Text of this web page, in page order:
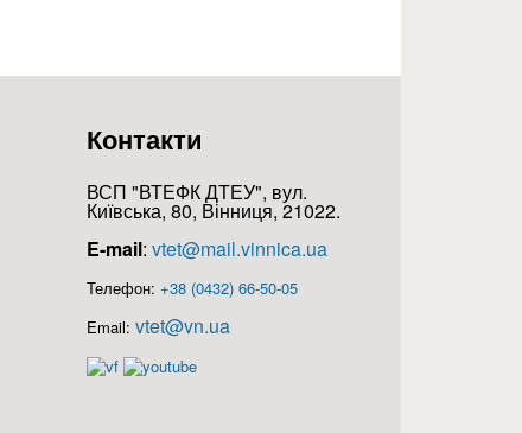
Контакти
ВСП "ВТЕФК ДТЕУ", вул.
Київська, 80, Вінниця, 21022.
E-mail: vtet@mail.vinnica.ua
Телефон: +38 (0432) 66-50-05
Email: vtet@vn.ua